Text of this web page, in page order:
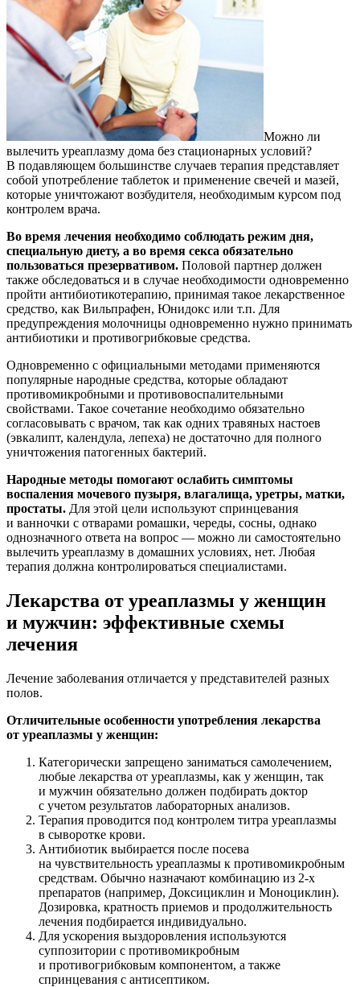
Можно ли
вылечить уреаплазму дома без стационарных условий?
В подавляющем большинстве случаев терапия представляет
собой употребление таблеток и применение свечей и мазей,
которые уничтожают возбудителя, необходимым курсом под
контролем врача.
Во время лечения необходимо соблюдать режим дня,
специальную диету, а во время секса обязательно
пользоваться презервативом. Половой партнер должен
также обследоваться и в случае необходимости одновременно
пройти антибиотикотерапию, принимая такое лекарственное
средство, как Вильпрафен, Юнидокс или т.п. Для
предупреждения молочницы одновременно нужно принимать
антибиотики и противогрибковые средства.
Одновременно с официальными методами применяются
популярные народные средства, которые обладают
противомикробными и противовоспалительными
свойствами. Такое сочетание необходимо обязательно
согласовывать с врачом, так как одних травяных настоев
(эвкалипт, календула, лепеха) не достаточно для полного
уничтожения патогенных бактерий.
Народные методы помогают ослабить симптомы
воспаления мочевого пузыря, влагалища, уретры, матки,
простаты. Для этой цели используют спринцевания
и ванночки с отварами ромашки, череды, сосны, однако
однозначного ответа на вопрос — можно ли самостоятельно
вылечить уреаплазму в домашних условиях, нет. Любая
терапия должна контролироваться специалистами.
Лекарства от уреаплазмы у женщин
и мужчин: эффективные схемы
лечения
Лечение заболевания отличается у представителей разных
полов.
Отличительные особенности употребления лекарства
от уреаплазмы у женщин:
Категорически запрещено заниматься самолечением,
любые лекарства от уреаплазмы, как у женщин, так
и мужчин обязательно должен подбирать доктор
с учетом результатов лабораторных анализов.
Терапия проводится под контролем титра уреаплазмы
в сыворотке крови.
Антибиотик выбирается после посева
на чувствительность уреаплазмы к противомикробным
средствам. Обычно назначают комбинацию из 2-х
препаратов (например, Доксициклин и Моноциклин).
Дозировка, кратность приемов и продолжительность
лечения подбирается индивидуально.
Для ускорения выздоровления используются
суппозитории с противомикробным
и противогрибковым компонентом, а также
спринцевания с антисептиком.